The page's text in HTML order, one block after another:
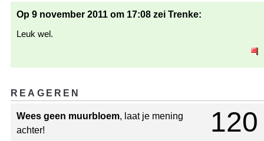
Op 9 november 2011 om 17:08 zei Trenke:
Leuk wel.
REAGEREN
120
Wees geen muurbloem, laat je mening
achter!